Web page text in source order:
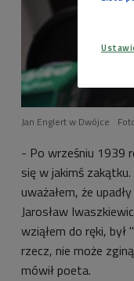
Jan Englert w Dwójce
- Po wrześniu 1939
się w jakimś
uważałem, że
Jarosław
wziąłem do ręki,
rzecz, nie może
mówił poeta.